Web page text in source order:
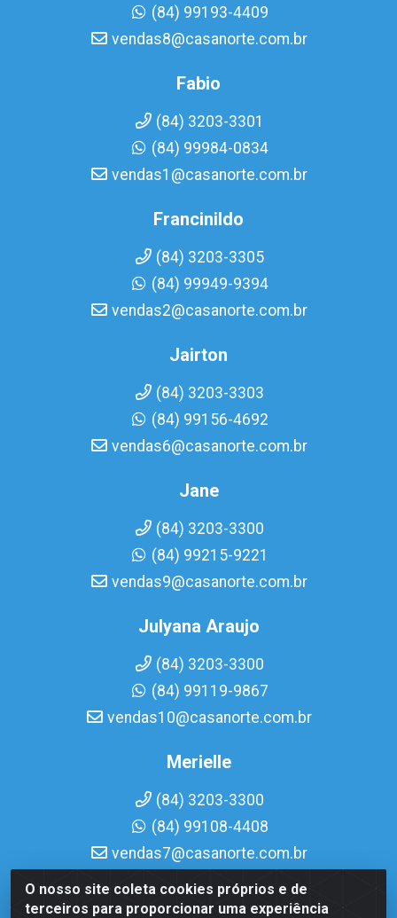
O nosso site coleta cookies próprios e de
terceiros para proporcionar uma experiência
(84) 99193-4409
vendas8@casanorte.com.br
Fabio
(84) 3203-3301
(84) 99984-0834
vendas1@casanorte.com.br
Francinildo
(84) 3203-3305
(84) 99949-9394
vendas2@casanorte.com.br
Jairton
(84) 3203-3303
(84) 99156-4692
vendas6@casanorte.com.br
Jane
(84) 3203-3300
(84) 99215-9221
vendas9@casanorte.com.br
Julyana Araujo
(84) 3203-3300
(84) 99119-9867
vendas10@casanorte.com.br
Merielle
(84) 3203-3300
(84) 99108-4408
vendas7@casanorte.com.br
Casa Norte LTDA - Av. Interventor Mário Câmara, 1815 -